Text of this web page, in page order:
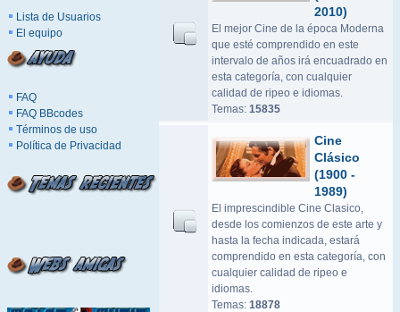
Lista de Usuarios
El equipo
FAQ
FAQ BBcodes
Términos de uso
Política de Privacidad
2010)
El mejor Cine de la época Moderna
que esté comprendido en este
intervalo de años irá encuadrado en
esta categoría, con cualquier
calidad de ripeo e idiomas.
Temas: 15835
Cine
Clásico
(1900 -
1989)
El imprescindible Cine Clasico,
desde los comienzos de este arte y
hasta la fecha indicada, estará
comprendido en esta categoría, con
cualquier calidad de ripeo e
idiomas.
Temas: 18878